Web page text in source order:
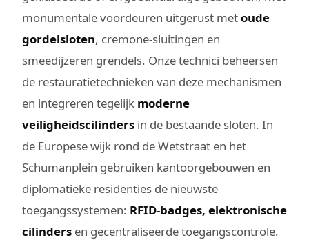
monumentale voordeuren uitgerust metoude
gordelsloten, cremone-sluitingen en
smeedijzeren grendels. Onze technici beheersen
de restauratietechnieken van deze mechanismen
en integreren tegelijk moderne
veiligheidscilinders in de bestaande sloten. In
de Europese wijk rond de Wetstraat en het
Schumanplein gebruiken kantoorgebouwen en
diplomatieke residenties de nieuwste
toegangssystemen: RFID-badges, elektronische
cilinders en gecentraliseerde toegangscontrole.